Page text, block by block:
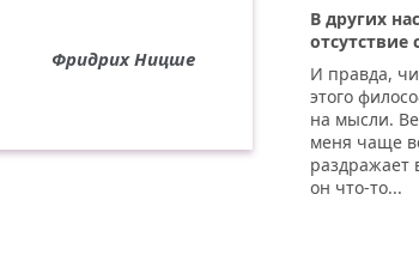
Фридрих Ницше
В других
отсутствие
И правда,
этого
на мысли.
меня чаще
раздражает
он что-то...